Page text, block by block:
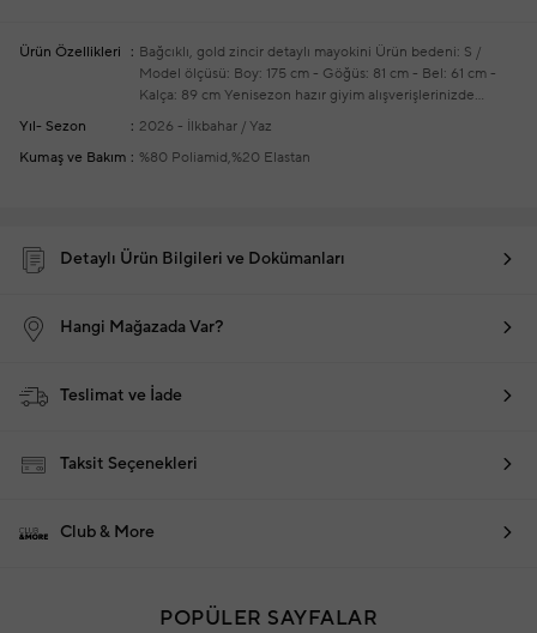
Ürün Özellikleri Bağcıklı, gold zincir detaylı mayokini
Model ölçüsü: Boy: 175 cm - Göğüs: 81 cm - Bel: 61 cm -
Kalça: 89 cm Yenisezon hazır giyim alışverişlerinizde
ücretsiz tadilat yapılmaktadır
Yıl- Sezon
2026 - İlkbahar / Yaz
Kumaş ve Bakım
%80 Poliamid,%20 Elastan
Detaylı Ürün Bilgileri ve Dokümanları
Hangi Mağazada Var?
Teslimat ve İade
Taksit Seçenekleri
Club & More
POPÜLER SAYFALAR